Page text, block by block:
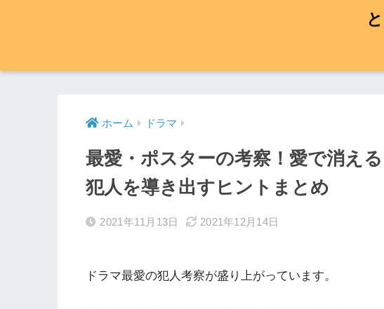
ホーム ドラマ
最愛・ポスターの考察！愛で消え
犯人を導き出すヒントまとめ
2021年11月13日 2021年12月14日
ドラマ最愛の犯人考察が盛り上がっています。